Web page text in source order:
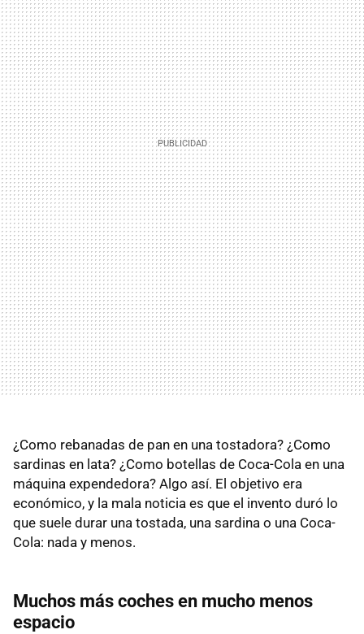
¿Como rebanadas de pan en una tostadora? ¿Como
sardinas en lata? ¿Como botellas de Coca-Cola en una
máquina expendedora? Algo así. El objetivo era
económico, y la mala noticia es que el invento duró lo
que suele durar una tostada, una sardina o una Coca-
Cola: nada y menos.
Muchos más coches en mucho menos
espacio